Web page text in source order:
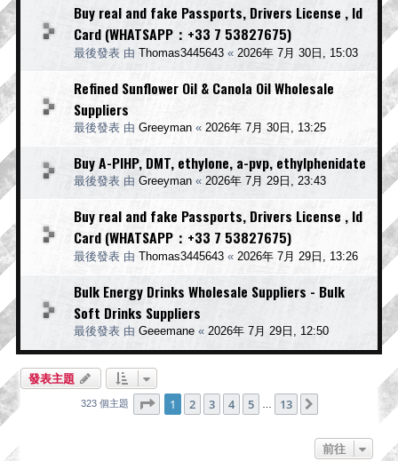
Buy real and fake Passports, Drivers License , Id
Card (WHATSAPP：+33 7 53827675)
最後發表 由 Thomas3445643 « 2026年 7月 30日, 15:03
Refined Sunflower Oil & Canola Oil Wholesale
Suppliers
最後發表 由 Greeyman « 2026年 7月 30日, 13:25
Buy A-PIHP, DMT, ethylone, a-pvp, ethylphenidate
最後發表 由 Greeyman « 2026年 7月 29日, 23:43
Buy real and fake Passports, Drivers License , Id
Card (WHATSAPP：+33 7 53827675)
最後發表 由 Thomas3445643 « 2026年 7月 29日, 13:26
Bulk Energy Drinks Wholesale Suppliers - Bulk
Soft Drinks Suppliers
最後發表 由 Geeemane « 2026年 7月 29日, 12:50
發表主題
323 個主題 第 1 頁 (共13 頁)
1 2 3 4 5 13
前往